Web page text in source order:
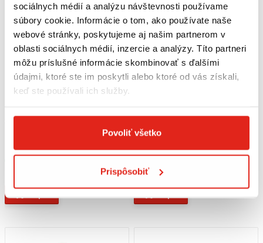
sociálnych médií a analýzu návštevnosti používame
súbory cookie. Informácie o tom, ako používate naše
webové stránky, poskytujeme aj našim partnerom v
oblasti sociálnych médií, inzercie a analýzy. Títo partneri
môžu príslušné informácie skombinovať s ďalšími
údajmi, ktoré ste im poskytli alebo ktoré od vás získali,
keď ste používali ich služby.
Povoliť všetko
Prispôsobiť
INTERPHONE LED PRÍDAVNÉ
ČIERNE
Na 3 predajniach